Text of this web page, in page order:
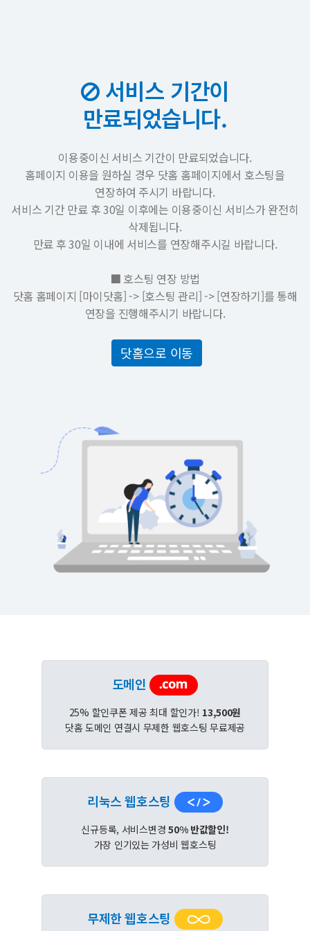
서비스 기간이
만료되었습니다.
이용중이신 서비스 기간이 만료되었습니다.
홈페이지 이용을 원하실 경우 닷홈 홈페이지에서 호스팅을
연장하여 주시기 바랍니다.
서비스 기간 만료 후 30일 이후에는 이용중이신 서비스가 완전히
삭제됩니다.
만료 후 30일 이내에 서비스를 연장해주시길 바랍니다.
■ 호스팅 연장 방법
닷홈 홈페이지 [마이닷홈] -> [호스팅 관리] -> [연장하기]를 통해
연장을 진행해주시기 바랍니다.
닷홈으로 이동
도메인
25% 할인쿠폰 제공 최대 할인가! 13,500원
닷홈 도메인 연결시 무제한 웹호스팅 무료제공
리눅스 웹호스팅
신규등록, 서비스변경50% 반값할인!
가장 인기있는 가성비 웹호스팅
무제한 웹호스팅